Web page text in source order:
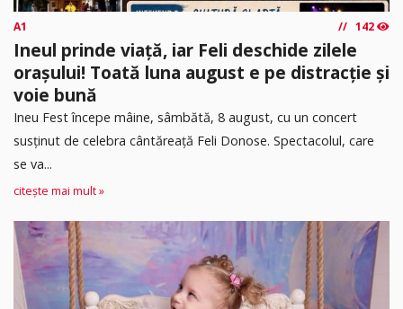
A1 142
Ineul prinde viață, iar Feli deschide zilele
orașului! Toată luna august e pe distracție și
voie bună
Ineu Fest începe mâine, sâmbătă, 8 august, cu un concert
susținut de celebra cântăreață Feli Donose. Spectacolul, care
se va...
citește mai mult »